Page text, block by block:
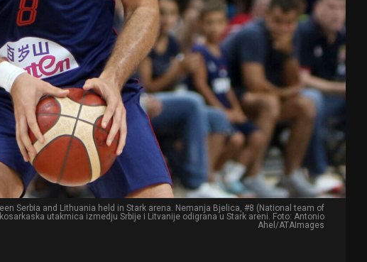
Serbia and Lithuania held in Stark arena. Nemanja Bjelica, #8 (National team of
utakmica izmedju Srbije i Litvanije odigrana u Stark areni. Foto: Antonio
Ahel/ATAImages